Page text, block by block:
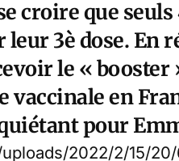
croire que
3è dose. En
le « booster
vaccinale en
pour